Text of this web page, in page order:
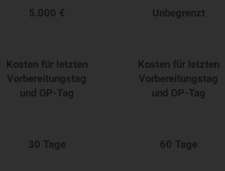
5.000 € Unbegrenzt
Kosten für letzten
Vorbereitungstag
und OP-Tag
Kosten für letzten
Vorbereitungstag
und OP-Tag
30 Tage 60 Tage